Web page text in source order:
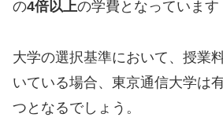
の4倍以上の学費となっています
大学の選択基準において、授業
いている場合、東京通信大学は
つとなるでしょう。